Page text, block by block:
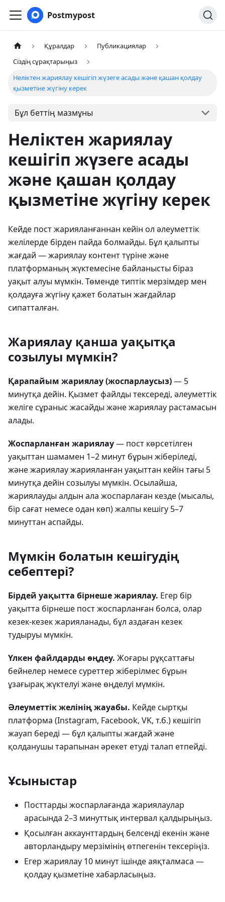
Postmypost
Құралдар
Публикациялар
Сіздің сұрақтарыңыз
Неліктен жариялау кешігіп жүзеге асады және қашан қолдау
қызметіне жүгіну керек
Бұл беттің мазмұны
Неліктен жариялау
кешігіп жүзеге асады
және қашан қолдау
қызметіне жүгіну керек
Кейде пост жарияланғаннан кейін ол әлеуметтік
желілерде бірден пайда болмайды. Бұл қалыпты
жағдай — жариялау контент түріне және
платформаның жүктемесіне байланысты біраз
уақыт алуы мүмкін. Төменде типтік мерзімдер мен
қолдауға жүгіну қажет болатын жағдайлар
сипатталған.
Жариялау қанша уақытқа
созылуы мүмкін?
Қарапайым жариялау (жоспарлаусыз)— 5
минутқа дейін. Қызмет файлды тексереді, әлеуметтік
желіге сұраныс жасайды және жариялау растамасын
алады.
Жоспарланған жариялау— пост көрсетілген
уақыттан шамамен 1–2 минут бұрын жіберіледі,
және жариялау жарияланған уақыттан кейін тағы 5
минутқа дейін созылуы мүмкін. Осылайша,
жариялауды алдын ала жоспарлаған кезде (мысалы,
бір сағат немесе одан көп) жалпы кешігу 5–7
минуттан аспайды.
Мүмкін болатын кешігудің
себептері?
Бірдей уақытта бірнеше жариялау. Егер бір
уақытта бірнеше пост жоспарланған болса, олар
кезек-кезек жарияланады, бұл аздаған кезек
тудыруы мүмкін.
Үлкен файлдарды өңдеу. Жоғары рұқсаттағы
бейнелер немесе суреттер жіберілмес бұрын
ұзағырақ жүктелуі және өңделуі мүмкін.
Әлеуметтік желінің жауабы. Кейде сыртқы
платформа (Instagram, Facebook, VK, т.б.) кешігіп
жауап береді — бұл қалыпты жағдай және
қолданушы тарапынан әрекет етуді талап етпейді.
Ұсыныстар
Посттарды жоспарлағанда жариялаулар
арасында 2–3 минуттық интервал қалдырыңыз.
Қосылған аккаунттардың белсенді екенін және
авторландыру мерзімінің өтпегенін тексеріңіз.
Егер жариялау 10 минут ішінде аяқталмаса —
қолдау қызметіне хабарласыңыз.